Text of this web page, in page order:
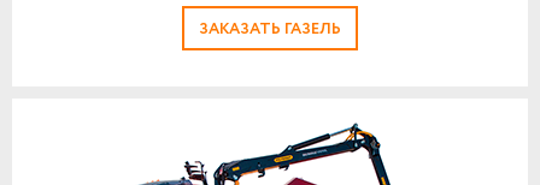
ЗАКАЗАТЬ ГАЗЕЛЬ